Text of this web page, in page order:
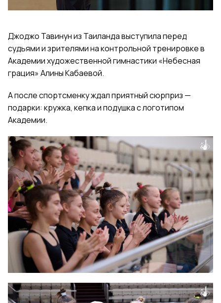
Джоджо Тавинун из Таиланда выступила перед
судьями и зрителями на контрольной тренировке в
Академии художественной гимнастики «Небесная
грация» Алины Кабаевой.
А после спортсменку ждал приятный сюрприз —
подарки: кружка, кепка и подушка с логотипом
Академии.